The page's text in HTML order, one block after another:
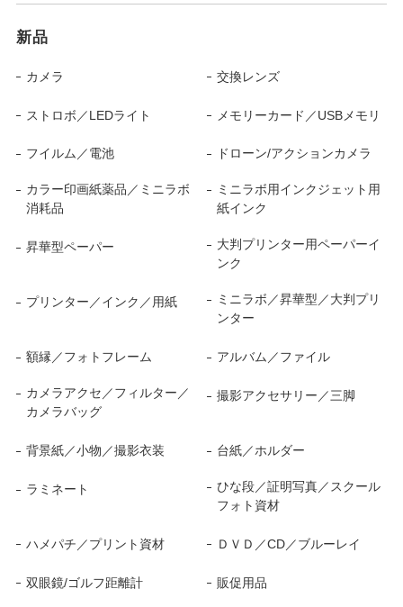
新品
カメラ 交換レンズ
ストロボ／LEDライト メモリーカード／USBメモリ
フイルム／電池 ドローン/アクションカメラ
カラー印画紙薬品／ミニラボ
消耗品
ミニラボ用インクジェット用
紙インク
昇華型ペーパー
大判プリンター用ペーパーイ
ンク
プリンター／インク／用紙
ミニラボ／昇華型／大判プリ
ンター
額縁／フォトフレーム アルバム／ファイル
カメラアクセ／フィルター／
カメラバッグ
撮影アクセサリー／三脚
背景紙／小物／撮影衣装 台紙／ホルダー
ラミネート
ひな段／証明写真／スクール
フォト資材
ハメパチ／プリント資材 ＤＶＤ／CD／ブルーレイ
双眼鏡/ゴルフ距離計 販促用品